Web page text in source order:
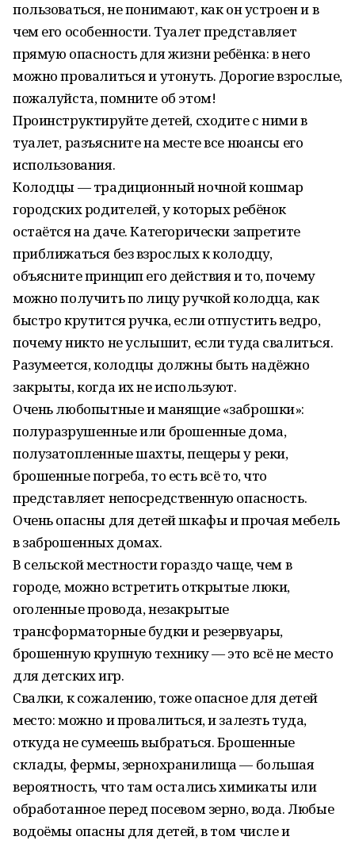
пользоваться, не понимают, как он устроен и в
чем его особенности. Туалет представляет
прямую опасность для жизни ребёнка: в него
можно провалиться и утонуть. Дорогие взрослые,
пожалуйста, помните об этом!
Проинструктируйте детей, сходите с ними в
туалет, разъясните на месте все нюансы его
использования.
Колодцы — традиционный ночной кошмар
городских родителей, у которых ребёнок
остаётся на даче. Категорически запретите
приближаться без взрослых к колодцу,
объясните принцип его действия и то, почему
можно получить по лицу ручкой колодца, как
быстро крутится ручка, если отпустить ведро,
почему никто не услышит, если туда свалиться.
Разумеется, колодцы должны быть надёжно
закрыты, когда их не используют.
Очень любопытные и манящие «заброшки»:
полуразрушенные или брошенные дома,
полузатопленные шахты, пещеры у реки,
брошенные погреба, то есть всё то, что
представляет непосредственную опасность.
Очень опасны для детей шкафы и прочая мебель
в заброшенных домах.
В сельской местности гораздо чаще, чем в
городе, можно встретить открытые люки,
оголенные провода, незакрытые
трансформаторные будки и резервуары,
брошенную крупную технику — это всё не место
для детских игр.
Свалки, к сожалению, тоже опасное для детей
место: можно и провалиться, и залезть туда,
откуда не сумеешь выбраться. Брошенные
склады, фермы, зернохранилища — большая
вероятность, что там остались химикаты или
обработанное перед посевом зерно, вода. Любые
водоёмы опасны для детей, в том числе и